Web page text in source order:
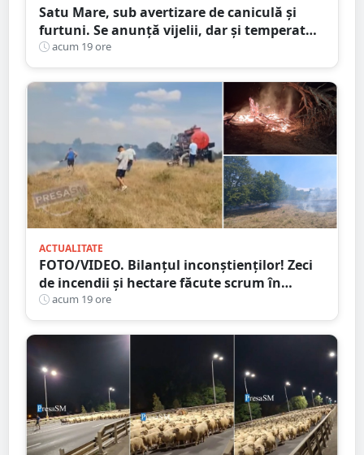
Satu Mare, sub avertizare de caniculă și
furtuni. Se anunță vijelii, dar și temperaturi
ridicate. Avertizarea ANM
acum 19 ore
ACTUALITATE
FOTO/VIDEO. Bilanțul inconștienților! Zeci
de incendii și hectare făcute scrum în
județul Satu Mare
acum 19 ore